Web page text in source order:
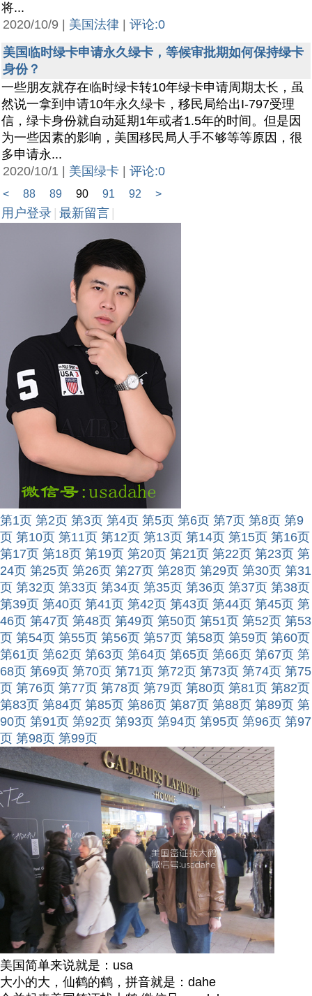
将...
2020/10/9 | 美国法律
评论:0
美国临时绿卡申请永久绿卡，等候审批期如何保持绿卡
身份？
一些朋友就存在临时绿卡转10年绿卡申请周期太长，虽
然说一拿到申请10年永久绿卡，移民局给出I-797受理
信，绿卡身份就自动延期1年或者1.5年的时间。但是因
为一些因素的影响，美国移民局人手不够等等原因，很
多申请永...
2020/10/1 | 美国绿卡 评论:0
< 88 89 90 91 92 >
用户登录 最新留言
第1页 第2页 第3页 第4页 第5页 第6页 第7页 第8页 第9
页 第10页 第11页 第12页 第13页 第14页 第15页 第16页
第17页 第18页 第19页 第20页 第21页 第22页 第23页 第
24页 第25页 第26页 第27页 第28页 第29页 第30页 第31
页 第32页 第33页 第34页 第35页 第36页 第37页 第38页
第39页 第40页 第41页 第42页 第43页 第44页 第45页 第
46页 第47页 第48页 第49页 第50页 第51页 第52页 第53
页 第54页 第55页 第56页 第57页 第58页 第59页 第60页
第61页 第62页 第63页 第64页 第65页 第66页 第67页 第
68页 第69页 第70页 第71页 第72页 第73页 第74页 第75
页 第76页 第77页 第78页 第79页 第80页 第81页 第82页
第83页 第84页 第85页 第86页 第87页 第88页 第89页 第
90页 第91页 第92页 第93页 第94页 第95页 第96页 第97
页 第98页 第99页
美国简单来说就是：usa
大小的大，仙鹤的鹤，拼音就是：dahe